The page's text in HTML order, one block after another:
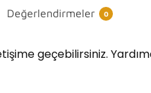
Değerlendirmeler 0
geçebilirsiniz.